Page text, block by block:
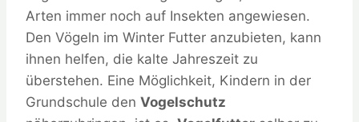
Arten immer noch auf Insekten angewiesen.
Den Vögeln im Winter Futter anzubieten, kann
ihnen helfen, die kalte Jahreszeit zu
überstehen. Eine Möglichkeit, Kindern in der
Grundschule den Vogelschutz